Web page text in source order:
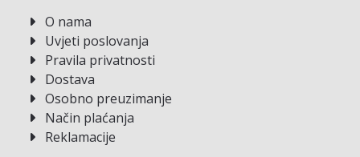
O nama
Uvjeti poslovanja
Pravila privatnosti
Dostava
Osobno preuzimanje
Način plaćanja
Reklamacije